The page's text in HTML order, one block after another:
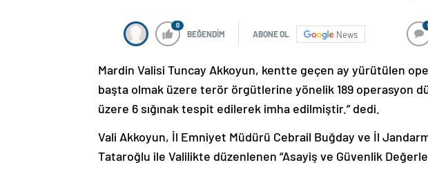
0
BEĞENDİM ABONE OL News
Mardin Valisi Tuncay Akkoyun, kentte geçen ay yürütülen
başta olmak üzere terör örgütlerine yönelik 189 operasyon
üzere 6 sığınak tespit edilerek imha edilmiştir.” dedi.
Vali Akkoyun, İl Emniyet Müdürü Cebrail Buğday ve İl
Tataroğlu ile Valilikte düzenlenen “Asayiş ve Güvenlik